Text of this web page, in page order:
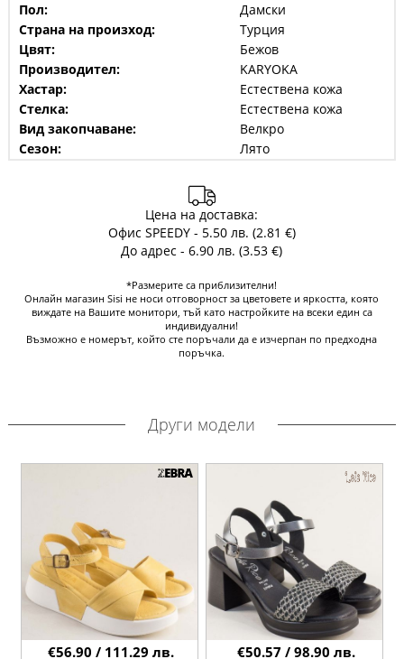
Пол:
Дамски
Страна на произход:
Турция
Цвят:
Бежов
Производител:
KARYOKA
Хастар:
Естествена кожа
Стелка:
Естествена кожа
Вид закопчаване:
Велкро
Сезон:
Лято
Цена на доставка:
Офис SPEEDY - 5.50 лв. (2.81 €)
До адрес - 6.90 лв. (3.53 €)
*Размерите са приблизителни!
Онлайн магазин Sisi не носи отговорност за цветовете и яркостта, която
виждате на Вашите монитори, тъй като настройките на всеки един са
индивидуални!
Възможно е номерът, който сте поръчали да е изчерпан по предходна
поръчка.
Други модели
€56.90 / 111.29 лв. €50.57 / 98.90 лв.